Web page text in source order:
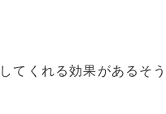
てくれる効果があるそ